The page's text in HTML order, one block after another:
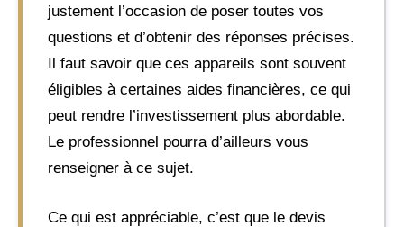
justement l’occasion de poser toutes vos
questions et d’obtenir des réponses précises.
Il faut savoir que ces appareils sont souvent
éligibles à certaines aides financières, ce qui
peut rendre l’investissement plus abordable.
Le professionnel pourra d’ailleurs vous
renseigner à ce sujet.
Ce qui est appréciable, c’est que le devis